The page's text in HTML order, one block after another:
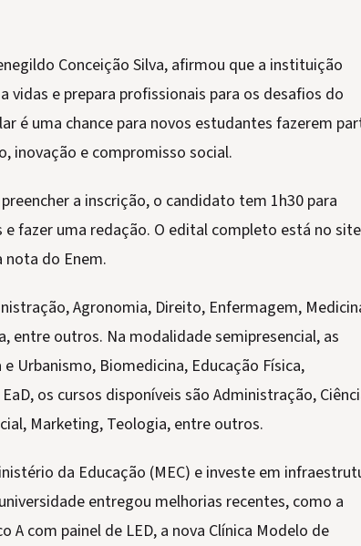
Conceição Silva, afirmou que a instituição
vidas e prepara profissionais para os desafios do
é uma chance para novos estudantes fazerem
inovação e compromisso social.
a inscrição, o candidato tem 1h30 para
fazer uma redação. O edital completo está no
nota do Enem.
Agronomia, Direito, Enfermagem,
entre outros. Na modalidade semipresencial, as
Urbanismo, Biomedicina, Educação Física,
os cursos disponíveis são Administração,
Marketing, Teologia, entre outros.
da Educação (MEC) e investe em
entregou melhorias recentes, como a
com painel de LED, a nova Clínica Modelo de